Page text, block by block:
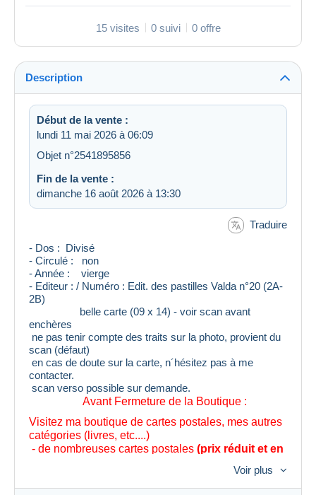
15 visites 0 suivi 0 offre
Description
Début de la vente :
lundi 11 mai 2026 à 06:09
Objet n°2541895856
Fin de la vente :
dimanche 16 août 2026 à 13:30
Traduire
- Dos : Divisé
- Circulé : non
- Année : vierge
- Editeur : / Numéro : Edit. des pastilles Valda n°20 (2A-
2B)
belle carte (09 x 14) - voir scan avant
enchères
ne pas tenir compte des traits sur la photo, provient du
scan (défaut)
en cas de doute sur la carte, n´hésitez pas à me
contacter.
scan verso possible sur demande.
Avant Fermeture de la Boutique :
Visitez ma boutique de cartes postales, mes autres
catégories (livres, etc....)
- de nombreuses cartes postales (prix réduit et en
Voir plus